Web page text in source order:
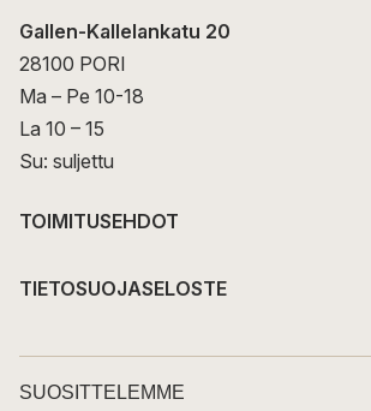
Gallen-Kallelankatu 20
28100 PORI
Ma – Pe 10-18
La 10 – 15
Su: suljettu
TOIMITUSEHDOT
TIETOSUOJASELOSTE
SUOSITTELEMME